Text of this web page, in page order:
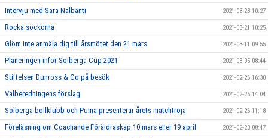
Intervju med Sara Nalbanti 2021-03-23 10:27
Rocka sockorna 2021-03-21 10:25
Glöm inte anmäla dig till årsmötet den 21 mars 2021-03-11 09:55
Planeringen inför Solberga Cup 2021 2021-03-05 08:44
Stiftelsen Dunross & Co på besök 2021-02-26 16:30
Valberedningens förslag 2021-02-26 14:04
Solberga bollklubb och Puma presenterar årets matchtröja 2021-02-26 11:18
Föreläsning om Coachande Föräldraskap 10 mars eller 19 april 2021-02-23 08:47